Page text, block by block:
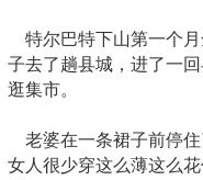
特尔巴特下山第一个月
子去了趟县城，进了一
逛集市。
老婆在一条裙子前停住
女人很少穿这么薄这么